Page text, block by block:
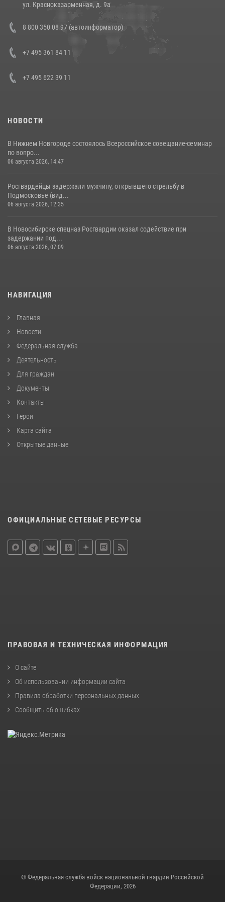
В Росгвардии прошла военно-научная конференция по обобщению
боевого опыта
ул. Красноказарменная, д. 9а
8 800 350 08 97 (автоинформатор)
+7 495 361 84 11
+7 495 622 39 11
НОВОСТИ
В Нижнем Новгороде состоялось Всероссийское совещание-семинар
по вопро...
06 августа 2026, 14:47
Росгвардейцы задержали мужчину, открывшего стрельбу в
Подмосковье (вид...
06 августа 2026, 12:35
В Новосибирске спецназ Росгвардии оказал содействие при
задержании под...
06 августа 2026, 07:09
НАВИГАЦИЯ
Главная
Новости
Федеральная служба
Деятельность
Для граждан
Документы
Контакты
Герои
Карта сайта
Открытые данные
ОФИЦИАЛЬНЫЕ СЕТЕВЫЕ РЕСУРСЫ
ПРАВОВАЯ И ТЕХНИЧЕСКАЯ ИНФОРМАЦИЯ
О сайте
Об использовании информации сайта
Правила обработки персональных данных
Сообщить об ошибках
© Федеральная служба войск национальной гвардии Российской
Федерации, 2026